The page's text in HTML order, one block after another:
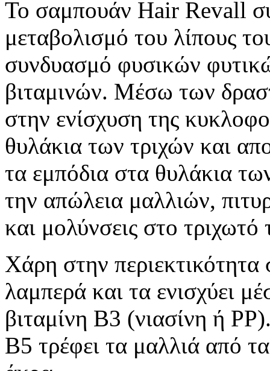
Το σαμπουάν Hair Revall
μεταβολισμό του λίπους
συνδυασμό φυσικών
βιταμινών. Μέσω των
στην ενίσχυση της
θυλάκια των τριχών και
τα εμπόδια στα θυλάκια
την απώλεια μαλλιών,
και μολύνσεις στο τριχωτό
Χάρη στην περιεκτικότητα
λαμπερά και τα ενισχύει
βιταμίνη Β3 (νιασίνη ή
Β5 τρέφει τα μαλλιά από